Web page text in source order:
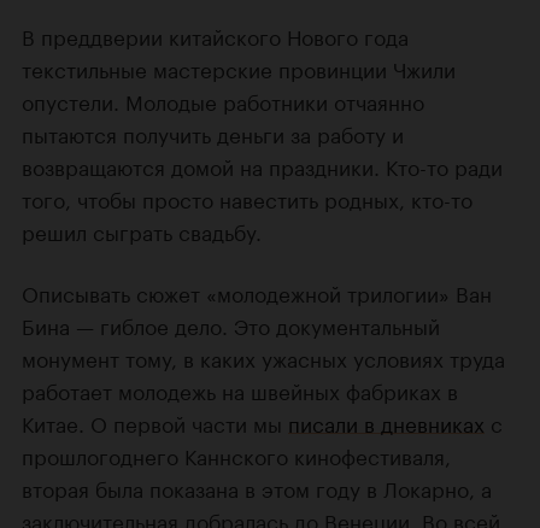
В преддверии китайского Нового года
текстильные мастерские провинции Чжили
опустели. Молодые работники отчаянно
пытаются получить деньги за работу и
возвращаются домой на праздники. Кто-то ради
того, чтобы просто навестить родных, кто-то
решил сыграть свадьбу.
Описывать сюжет «молодежной трилогии» Ван
Бина — гиблое дело. Это документальный
монумент тому, в каких ужасных условиях труда
работает молодежь на швейных фабриках в
Китае. О первой части мы писали в дневниках с
прошлогоднего Каннского кинофестиваля,
вторая была показана в этом году в Локарно, а
заключительная добралась до Венеции. Во всей